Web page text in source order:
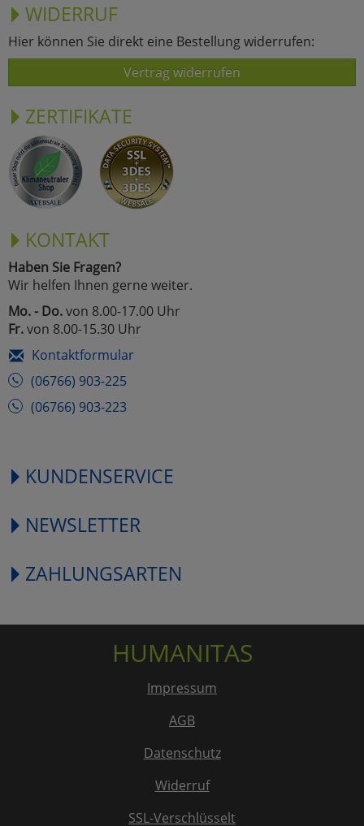
WIDERRUF
Hier können Sie direkt eine Bestellung widerrufen:
Vertrag widerrufen
ZERTIFIKATE
KONTAKT
Haben Sie Fragen?
Wir helfen Ihnen gerne weiter.
Mo. - Do.von 8.00-17.00 Uhr
Fr.von 8.00-15.30 Uhr
Kontaktformular
(06766) 903-225
(06766) 903-223
KUNDENSERVICE
NEWSLETTER
ZAHLUNGSARTEN
HUMANITAS
Impressum
AGB
Datenschutz
Widerruf
SSL-Verschlüsselt